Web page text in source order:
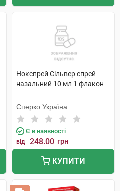
Нокспрей Сільвер спрей
назальний 10 мл 1 флакон
Сперко Україна
Є в наявності
від 248.00 грн
КУПИТИ